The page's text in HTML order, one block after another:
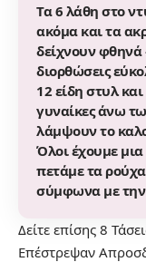
Τα 6 λάθη στο
ακόμα και τα
δείχνουν
διορθώσεις
12 είδη στυλ
γυναίκες άνω
λάμψουν το
Όλοι έχουμε
πετάμε τα ρούχα
σύμφωνα με
Δείτε επίσης 8
Επέστρεψαν